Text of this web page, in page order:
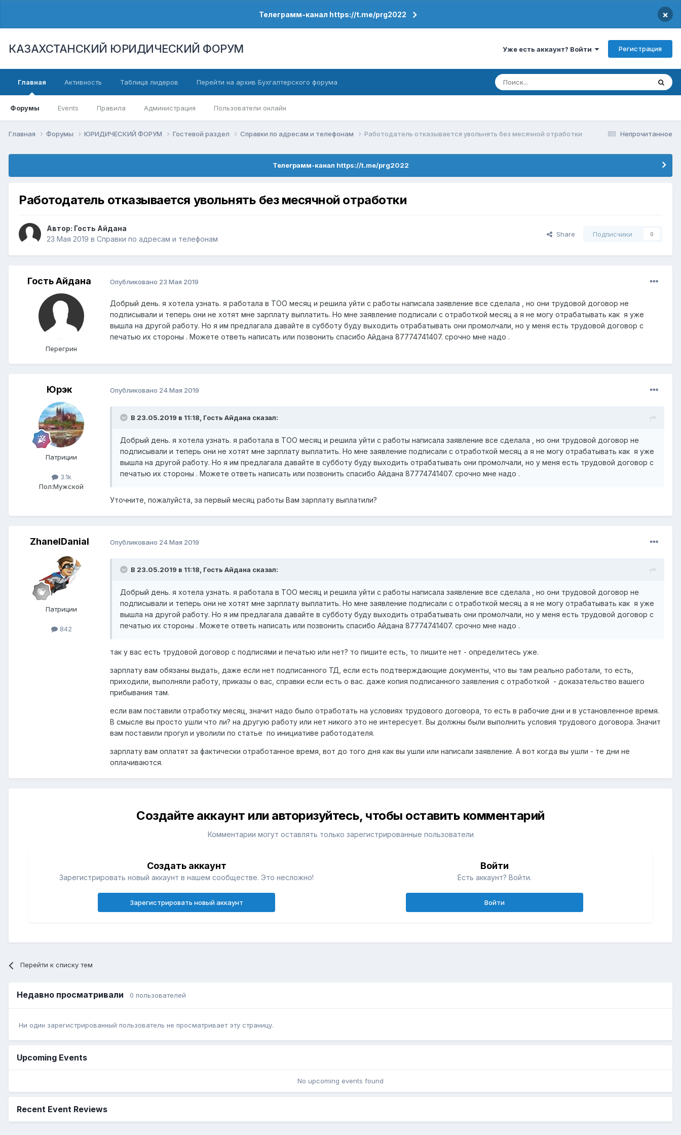
Телеграмм-канал https://t.me/prg2022 ×
КАЗАХСТАНСКИЙ ЮРИДИЧЕСКИЙ ФОРУМ Уже есть аккаунт? Войти Регистрация
Главная
Форумы Events Правила Администрация Пользователи онлайн
Активность Таблица лидеров Перейти на архив Бухгалтерского форума
Непрочитанное
Главная Форумы ЮРИДИЧЕСКИЙ ФОРУМ Гостевой раздел Справки по адресам и телефонам Работодатель отказывается увольнять без месячной отработки
Телеграмм-канал https://t.me/prg2022
Работодатель отказывается увольнять без месячной отработки
Автор: Гость Айдана
23 Мая 2019 в Справки по адресам и телефонам
Share Подписчики 0
Гость Айдана
Перегрин
Опубликовано 23 Мая 2019
Добрый день. я хотела узнать. я работала в ТОО месяц и решила уйти с работы написала заявление все сделала , но они трудовой договор не
подписывали и теперь они не хотят мне зарплату выплатить. Но мне заявление подписали с отработкой месяц а я не могу отрабатывать как я уже
вышла на другой работу. Но я им предлагала давайте в субботу буду выходить отрабатывать они промолчали, но у меня есть трудовой договор с
печатью их стороны . Можете ответь написать или позвонить спасибо Айдана 87774741407. срочно мне надо .
Юрэк
Патриции
3.1k
Пол:Мужской
Опубликовано 24 Мая 2019
В 23.05.2019 в 11:18, Гость Айдана сказал:
Добрый день. я хотела узнать. я работала в ТОО месяц и решила уйти с работы написала заявление все сделала , но они трудовой договор не
подписывали и теперь они не хотят мне зарплату выплатить. Но мне заявление подписали с отработкой месяц а я не могу отрабатывать как я уже
вышла на другой работу. Но я им предлагала давайте в субботу буду выходить отрабатывать они промолчали, но у меня есть трудовой договор с
печатью их стороны . Можете ответь написать или позвонить спасибо Айдана 87774741407. срочно мне надо .
Уточните, пожалуйста, за первый месяц работы Вам зарплату выплатили?
ZhanelDanial
Патриции
842
Опубликовано 24 Мая 2019
В 23.05.2019 в 11:18, Гость Айдана сказал:
Добрый день. я хотела узнать. я работала в ТОО месяц и решила уйти с работы написала заявление все сделала , но они трудовой договор не
подписывали и теперь они не хотят мне зарплату выплатить. Но мне заявление подписали с отработкой месяц а я не могу отрабатывать как я уже
вышла на другой работу. Но я им предлагала давайте в субботу буду выходить отрабатывать они промолчали, но у меня есть трудовой договор с
печатью их стороны . Можете ответь написать или позвонить спасибо Айдана 87774741407. срочно мне надо .
так у вас есть трудовой договор с подписями и печатью или нет? то пишите есть, то пишите нет - определитесь уже.
зарплату вам обязаны выдать, даже если нет подписанного ТД, если есть подтверждающие документы, что вы там реально работали, то есть,
приходили, выполняли работу, приказы о вас, справки если есть о вас. даже копия подписанного заявления с отработкой - доказательство вашего
прибывания там.
если вам поставили отработку месяц, значит надо было отработать на условиях трудового договора, то есть в рабочие дни и в установленное время.
В смысле вы просто ушли что ли? на другую работу или нет никого это не интересует. Вы должны были выполнить условия трудового договора. Значит
вам поставили прогул и уволили по статье по инициативе работодателя.
зарплату вам оплатят за фактически отработанное время, вот до того дня как вы ушли или написали заявление. А вот когда вы ушли - те дни не
оплачиваются.
Создайте аккаунт или авторизуйтесь, чтобы оставить комментарий
Комментарии могут оставлять только зарегистрированные пользователи
Создать аккаунт
Зарегистрировать новый аккаунт в нашем сообществе. Это несложно!
Зарегистрировать новый аккаунт
Войти
Есть аккаунт? Войти.
Войти
Перейти к списку тем
Недавно просматривали 0 пользователей
Ни один зарегистрированный пользователь не просматривает эту страницу.
Upcoming Events
No upcoming events found
Recent Event Reviews